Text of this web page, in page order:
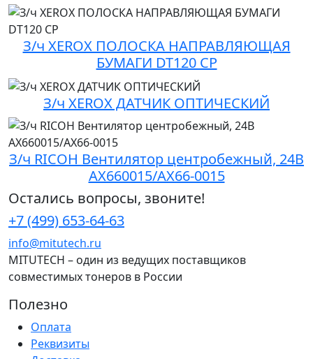
З/ч XEROX ПОЛОСКА НАПРАВЛЯЮЩАЯ
БУМАГИ DT120 CP
З/ч XEROX ДАТЧИК ОПТИЧЕСКИЙ
З/ч RICOH Вентилятор центробежный, 24В
AX660015/AX66-0015
Остались вопросы, звоните!
+7 (499) 653-64-63
info@mitutech.ru
MITUTECH – один из ведущих поставщиков
совместимых тонеров в России
Полезно
Оплата
Реквизиты